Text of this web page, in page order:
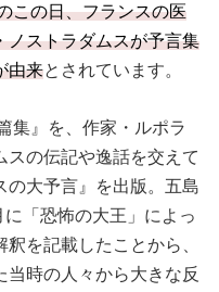
この日、フランスの医
ノストラダムスが予言集
由来とされています。
集』を、作家・ルポラ
スの伝記や逸話を交えて
の大予言』を出版。五島
「恐怖の大王」によっ
を記載したことから、
時の人々から大きな反